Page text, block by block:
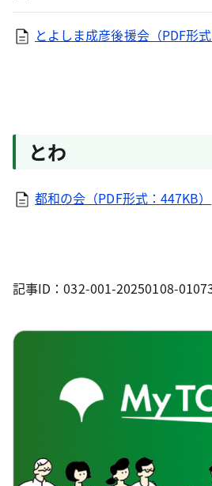
とよしま成彦後援会（PDF形式
とわ
都和の会（PDF形式：447KB）
記事ID：032-001-20250108-